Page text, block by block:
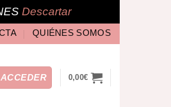
Descartar
QUIÉNES SOMOS
ACCEDER 0,00€